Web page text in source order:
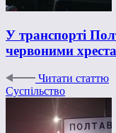
У транспорті
червоними
Читати статтю
Суспільство